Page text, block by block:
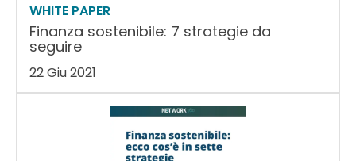
WHITE PAPER
Finanza sostenibile: 7 strategie da
seguire
22 Giu 2021